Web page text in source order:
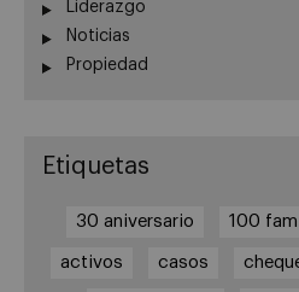
Liderazgo
Noticias
Propiedad
Etiquetas
30 aniversario 100
activos casos